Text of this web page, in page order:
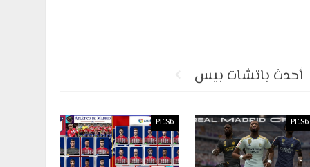
أحدث باتشات بيس
PES6
PES6